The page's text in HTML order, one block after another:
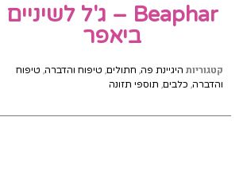
Beaphar – ג'ל לשיניים
ביאפר
קטגוריות היגיינת פה, חתולים, טיפוח והדברה, טיפוח
והדברה, כלבים, תוספי תזונה